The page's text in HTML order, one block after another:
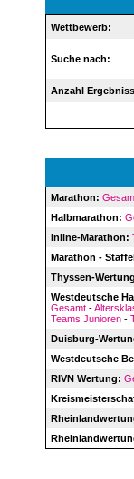
Wettbewerb:
Suche nach:
Anzahl
Marathon:
Halbmarathon:
Inline-Marathon:
Marathon -
Thyssen-
Westdeutsche
Gesamt -
Teams Junioren -
Duisburg-
Westdeutsche
RIVN Wertung: